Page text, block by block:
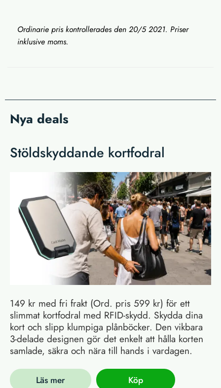
Ordinarie pris kontrollerades den 20/5 2021. Priser
inklusive moms.
Nya deals
Stöldskyddande kortfodral
149 kr med fri frakt (Ord. pris 599 kr) för ett
slimmat kortfodral med RFID-skydd. Skydda dina
kort och slipp klumpiga plånböcker. Den vikbara
3-delade designen gör det enkelt att hålla korten
samlade, säkra och nära till hands i vardagen.
Läs mer Köp